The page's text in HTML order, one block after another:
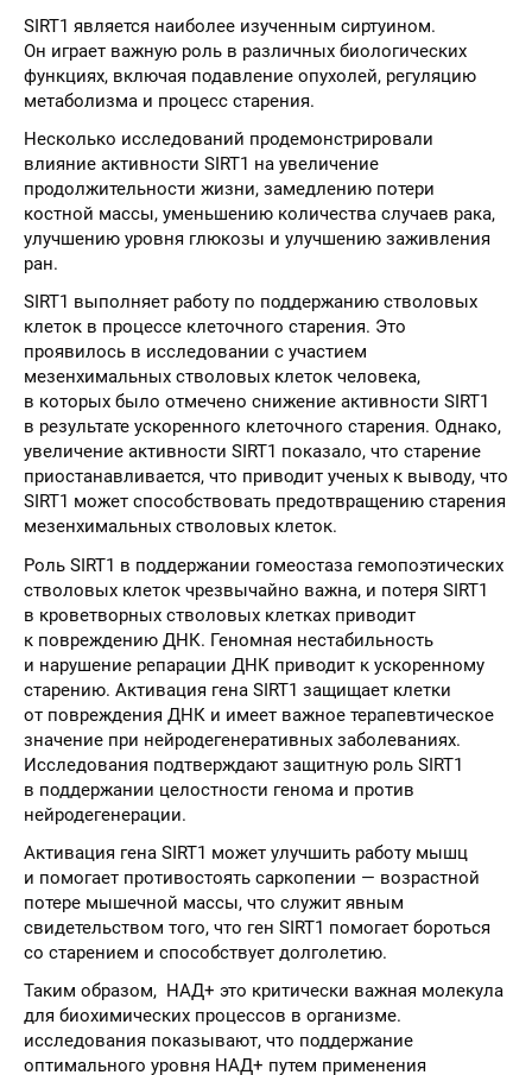
SIRT1 является наиболее изученным сиртуином.
Он играет важную роль в различных биологических
функциях, включая подавление опухолей, регуляцию
метаболизма и процесс старения.
Несколько исследований продемонстрировали
влияние активности SIRT1 на увеличение
продолжительности жизни, замедлению потери
костной массы, уменьшению количества случаев рака,
улучшению уровня глюкозы и улучшению заживления
ран.
SIRT1 выполняет работу по поддержанию стволовых
клеток в процессе клеточного старения. Это
проявилось в исследовании с участием
мезенхимальных стволовых клеток человека,
в которых было отмечено снижение активности SIRT1
в результате ускоренного клеточного старения. Однако,
увеличение активности SIRT1 показало, что старение
приостанавливается, что приводит ученых к выводу, что
SIRT1 может способствовать предотвращению старения
мезенхимальных стволовых клеток.
Роль SIRT1 в поддержании гомеостаза гемопоэтических
стволовых клеток чрезвычайно важна, и потеря SIRT1
в кроветворных стволовых клетках приводит
к повреждению ДНК. Геномная нестабильность
и нарушение репарации ДНК приводит к ускоренному
старению. Активация гена SIRT1 защищает клетки
от повреждения ДНК и имеет важное терапевтическое
значение при нейродегенеративных заболеваниях.
Исследования подтверждают защитную роль SIRT1
в поддержании целостности генома и против
нейродегенерации.
Активация гена SIRT1 может улучшить работу мышц
и помогает противостоять саркопении — возрастной
потере мышечной массы, что служит явным
свидетельством того, что ген SIRT1 помогает бороться
со старением и способствует долголетию.
Таким образом, НАД+ это критически важная молекула
для биохимических процессов в организме.
исследования показывают, что поддержание
оптимального уровня НАД+ путем применения